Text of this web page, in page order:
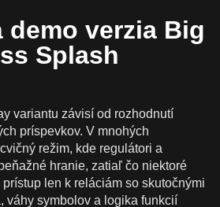
demo verzia Big
Splash
variantu závisí od rozhodnutí
príspevkov. V mnohých
režim, kde regulátori a
hranie, zatiaľ čo niektoré
len k reláciám so skutočnými
váhy symbolov a logika funkcií